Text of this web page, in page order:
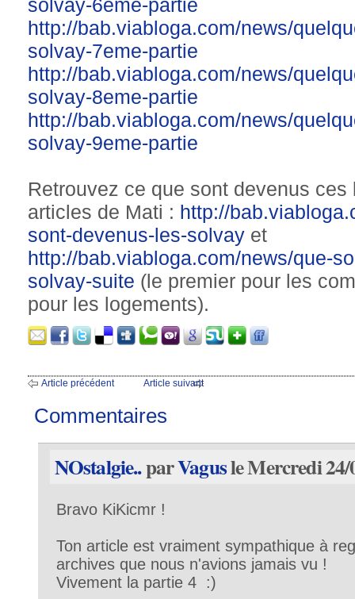
solvay-6eme-partie
http://bab.viabloga.com/news/
solvay-7eme-partie
http://bab.viabloga.com/news/
solvay-8eme-partie
http://bab.viabloga.com/news/
solvay-9eme-partie
Retrouvez ce que sont devenus
articles de Mati : http://
sont-devenus-les-solvay et
http://bab.viabloga.com/news/que-
solvay-suite (le premier pour les
pour les logements).
Article précédent Article suivant
Commentaires
NOstalgie..parVagusle Mercredi 24/
Bravo KiKicmr !
Ton article est vraiment sympathique à
archives que nous n'avions jamais vu !
Vivement la partie 4 :)